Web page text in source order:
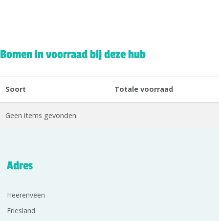
Bomen in voorraad bij deze hub
Soort Totale voorraad
Geen items gevonden.
Adres
Heerenveen
Friesland